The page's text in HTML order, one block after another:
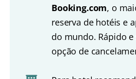
Booking.com, o
reserva de hotéis e
do mundo. Rápido
opção de